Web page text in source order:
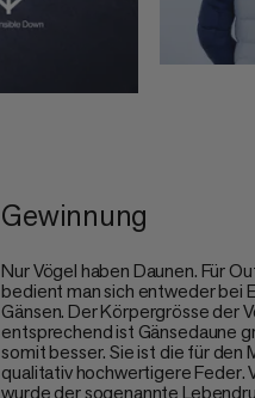
Gewinnung
Nur Vögel haben Daunen. Für
bedient man sich entweder bei
Gänsen. Der Körpergrösse der
entsprechend ist Gänsedaune
somit besser. Sie ist die für den
qualitativ hochwertigere Feder.